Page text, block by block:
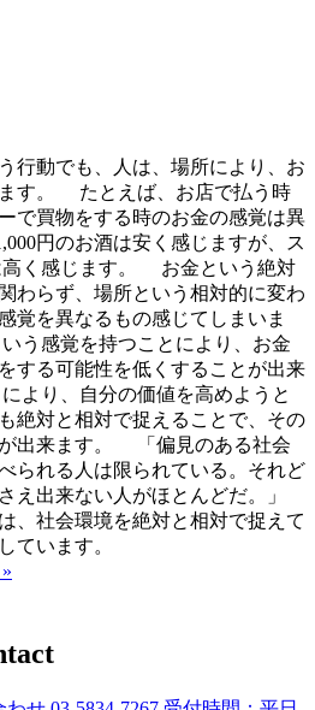
行動でも、人は、場所により、お
す。 たとえば、お店で払う時
で買物をする時のお金の感覚は異
円のお酒は安く感じますが、ス
高く感じます。 お金という絶対
わらず、場所という相対的に変わ
覚を異なるもの感じてしまいま
う感覚を持つことにより、お金
する可能性を低くすることが出来
より、自分の価値を高めようと
絶対と相対で捉えることで、その
出来ます。 「偏見のある社会
られる人は限られている。それど
え出来ない人がほとんどだ。」
、社会環境を絶対と相対で捉えて
しています。